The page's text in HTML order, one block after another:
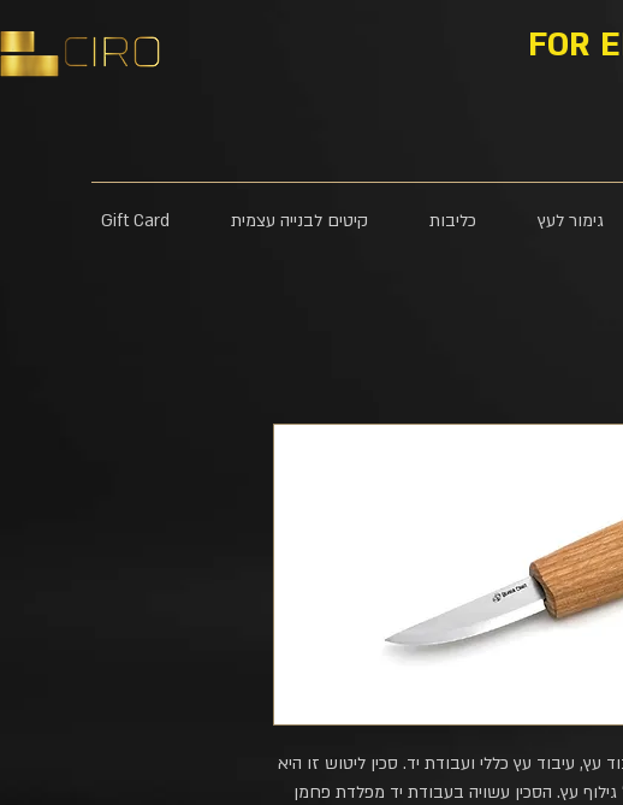
FOR
גימור לעץ כליבות קיטים לבנייה עצמית Gift Card
עץ, עיבוד עץ כללי ועבודת יד. סכין ליטוש זו היא
עץ. הסכין עשויה בעבודת יד מפלדת פחמן